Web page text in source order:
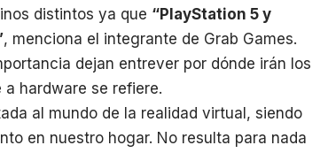
distintos ya que “PlayStation 5 y
, menciona el integrante de Grab Games.
dejan entrever por dónde irán los
hardware se refiere.
al mundo de la realidad virtual, siendo
en nuestro hogar. No resulta para nada